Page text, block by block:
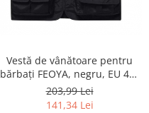
Vestă de vânătoare pentru
bărbați FEOYA, negru, EU 4XL
- OUTLET
203,99 Lei
141,34 Lei